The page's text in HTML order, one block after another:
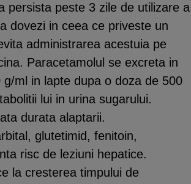
persista peste 3 zile de utilizare a
dovezi in ceea ce priveste un
administrarea acestuia pe
Paracetamolul se excreta in
ml in lapte dupa o doza de 500
lui in urina sugarului.
durata alaptarii.
glutetimid, fenitoin,
risc de leziuni hepatice.
la cresterea timpului de